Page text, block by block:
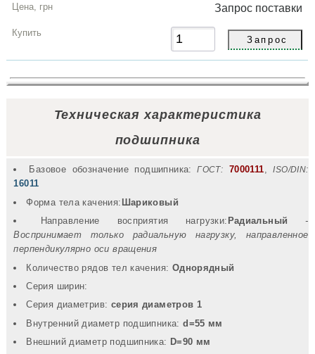
грн
Купить
Запрос поставки
Техническая характеристика
подшипника
Базовое обозначение подшипника: ГОСТ: 7000111,ISO/DIN:
16011
Форма тела качения: Шариковый
Направление восприятия нагрузки: Радиальный
-
Воспринимает только радиальную нагрузку, направленное
перпендикулярно оси вращения
Количество рядов тел качения: Однорядный
Серия ширин:
Серия диаметрив: серия диаметров 1
Внутренний диаметр подшипника:d=55 мм
Внешний диаметр подшипника: D=90 мм